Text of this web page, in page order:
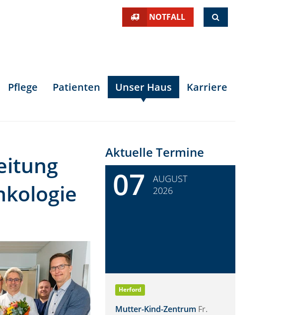
NOTFALL
Pflege Patienten Unser Haus Karriere
Aktuelle Termine
07
AUGUST
2026
Herford
Mutter-Kind-Zentrum Fr.